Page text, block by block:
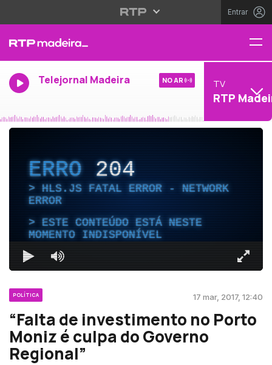
Entrar
Telejornal Madeira NO AR TV
RTP
ERRO204
HLS.JS FATAL ERROR - NETWORK
ERROR
ESTE CONTEÚDO ESTÁ NESTE
MOMENTO INDISPONÍVEL
POLÍTICA 17 mar, 2017, 12:40
“Falta de investimento no Porto
Moniz é culpa do Governo
Regional”